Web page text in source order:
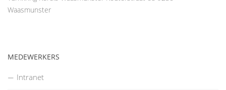
Waasmunster
MEDEWERKERS
Intranet